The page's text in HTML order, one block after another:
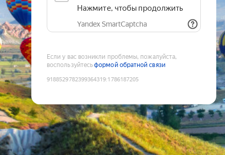
Нажмите, чтобы продолжить
Yandex SmartCaptcha
Если у вас возникли проблемы, пожалуйста,
воспользуйтесьформой обратной связи
9188529782399364319:1786187205